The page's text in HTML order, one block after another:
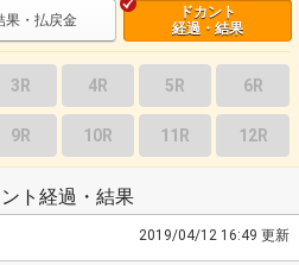
果・払戻金
ドカント
経過・結果
3R 4R 5R 6R
9R 10R 11R 12R
ト経過・結果
2019/04/12 16:49 更新